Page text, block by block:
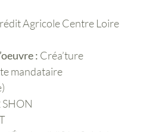
Agricole Centre Loire
: Créa’ture
mandataire
SHON